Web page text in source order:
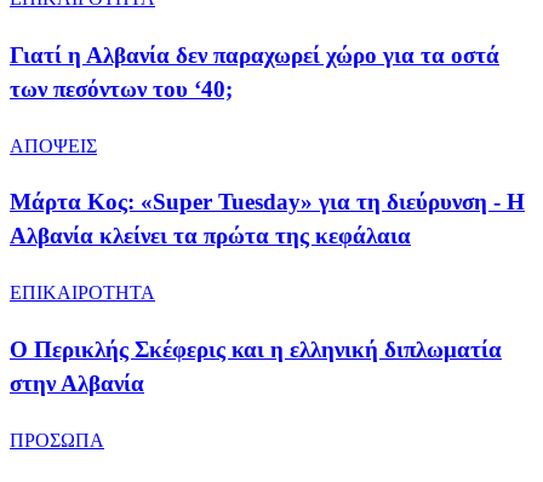
Γιατί η Αλβανία δεν παραχωρεί χώρο για τα οστά
των πεσόντων του ‘40;
ΑΠΟΨΕΙΣ
Μάρτα Κος: «Super Tuesday» για τη διεύρυνση - Η
Αλβανία κλείνει τα πρώτα της κεφάλαια
ΕΠΙΚΑΙΡΟΤΗΤΑ
Ο Περικλής Σκέφερις και η ελληνική διπλωματία
στην Αλβανία
ΠΡΟΣΩΠΑ